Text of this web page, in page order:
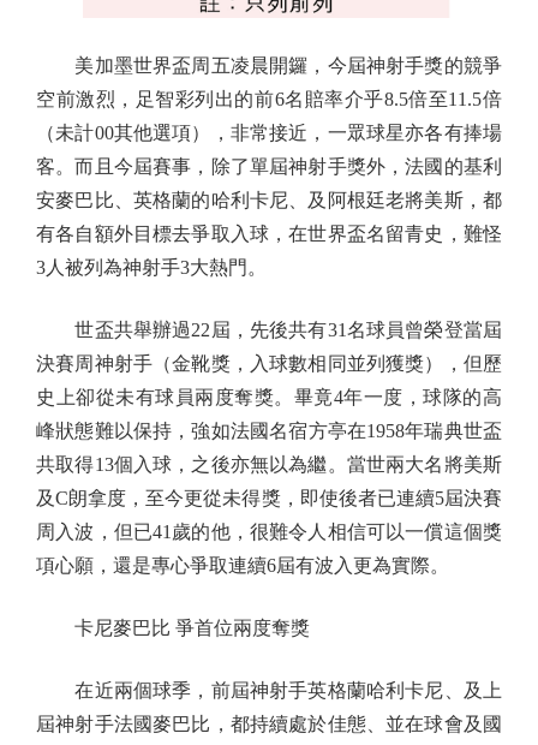
美加墨世界盃周五凌晨開鑼，今屆神射手獎的競爭
空前激烈，足智彩列出的前6名賠率介乎8.5倍至11.5倍
（未計00其他選項），非常接近，一眾球星亦各有捧場
客。而且今屆賽事，除了單屆神射手獎外，法國的基利
安麥巴比、英格蘭的哈利卡尼、及阿根廷老將美斯，都
有各自額外目標去爭取入球，在世界盃名留青史，難怪
3人被列為神射手3大熱門。
世盃共舉辦過22屆，先後共有31名球員曾榮登當屆
決賽周神射手（金靴獎，入球數相同並列獲獎），但歷
史上卻從未有球員兩度奪獎。畢竟4年一度，球隊的高
峰狀態難以保持，強如法國名宿方亭在1958年瑞典世盃
共取得13個入球，之後亦無以為繼。當世兩大名將美斯
及C朗拿度，至今更從未得獎，即使後者已連續5屆決賽
周入波，但已41歲的他，很難令人相信可以一償這個獎
項心願，還是專心爭取連續6屆有波入更為實際。
卡尼麥巴比 爭首位兩度奪獎
在近兩個球季，前屆神射手英格蘭哈利卡尼、及上
屆神射手法國麥巴比，都持續處於佳態、並在球會及國